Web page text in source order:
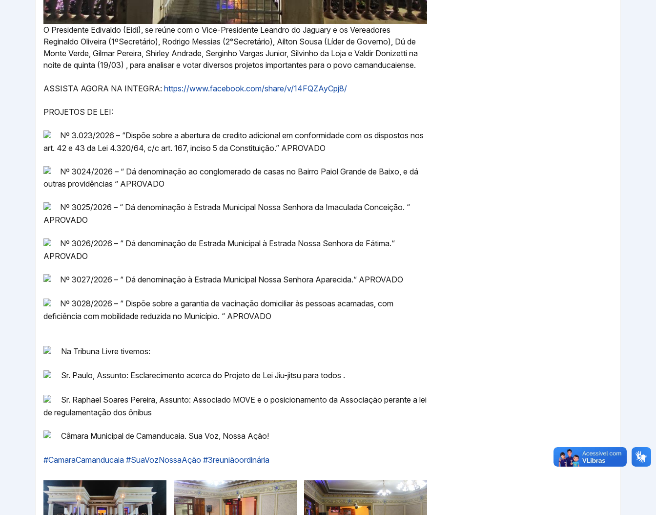
O Presidente Edivaldo (Eidi), se reúne com o Vice-Presidente Leandro do Jaguary e os Vereadores
Reginaldo Oliveira (1ºSecretário), Rodrigo Messias (2°Secretário), Ailton Sousa (Líder de Governo), Dú de
Monte Verde, Gilmar Pereira, Shirley Andrade, Serginho Vargas Junior, Silvinho da Loja e Valdir Donizetti na
noite de quinta (19/03) , para analisar e votar diversos projetos importantes para o povo camanducaiense.
ASSISTA AGORA NA INTEGRA: https://www.facebook.com/share/v/14FQZAyCpj8/
PROJETOS DE LEI:
Nº 3.023/2026 – “Dispõe sobre a abertura de credito adicional em conformidade com os dispostos nos
art. 42 e 43 da Lei 4.320/64, c/c art. 167, inciso 5 da Constituição.” APROVADO
Nº 3024/2026 – “ Dá denominação ao conglomerado de casas no Bairro Paiol Grande de Baixo, e dá
outras providências “ APROVADO
Nº 3025/2026 – “ Dá denominação à Estrada Municipal Nossa Senhora da Imaculada Conceição. “
APROVADO
Nº 3026/2026 – “ Dá denominação de Estrada Municipal à Estrada Nossa Senhora de Fátima.“
APROVADO
Nº 3027/2026 – “ Dá denominação à Estrada Municipal Nossa Senhora Aparecida.“ APROVADO
Nº 3028/2026 – “ Dispõe sobre a garantia de vacinação domiciliar às pessoas acamadas, com
deficiência com mobilidade reduzida no Município. “ APROVADO
Na Tribuna Livre tivemos:
Sr. Paulo, Assunto: Esclarecimento acerca do Projeto de Lei Jiu-jitsu para todos .
Sr. Raphael Soares Pereira, Assunto: Associado MOVE e o posicionamento da Associação perante a lei
de regulamentação dos ônibus
Câmara Municipal de Camanducaia. Sua Voz, Nossa Ação!
#CamaraCamanducaia #SuaVozNossaAção #3reuniãoordinária